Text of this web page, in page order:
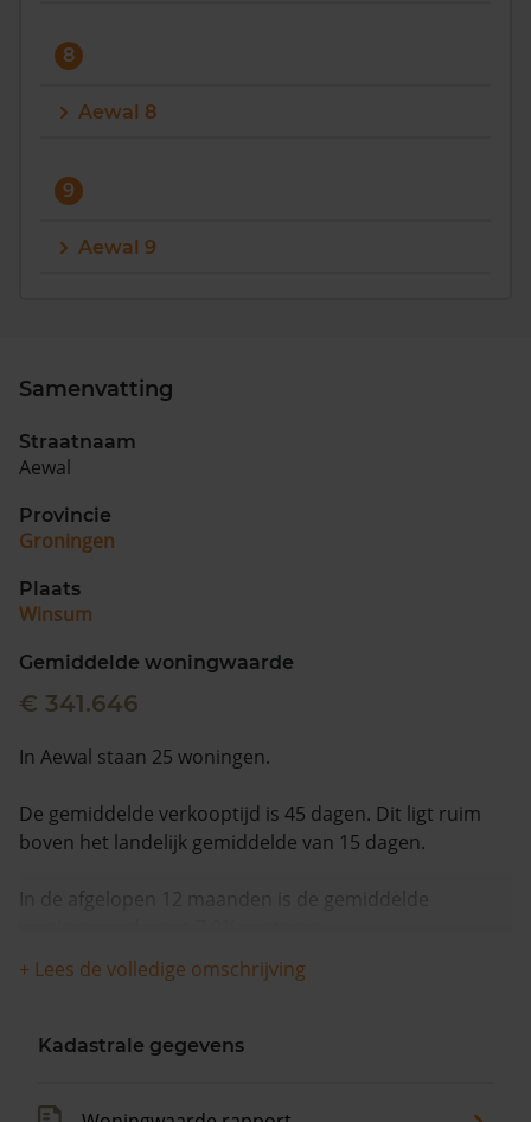
8
Aewal 8
9
Aewal 9
Samenvatting
Straatnaam
Aewal
Provincie
Groningen
Plaats
Winsum
Gemiddelde woningwaarde
€ 341.646
In Aewal staan 25 woningen.
De gemiddelde verkooptijd is 45 dagen. Dit ligt ruim
boven het landelijk gemiddelde van 15 dagen.
In de afgelopen 12 maanden is de gemiddelde
+ Lees de volledige omschrijving
Kadastrale gegevens